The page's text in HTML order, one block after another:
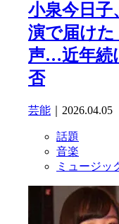
小泉今日子
演で届けた
声…近年続
否
芸能 ｜2026.04.05
話題
音楽
ミュージッ